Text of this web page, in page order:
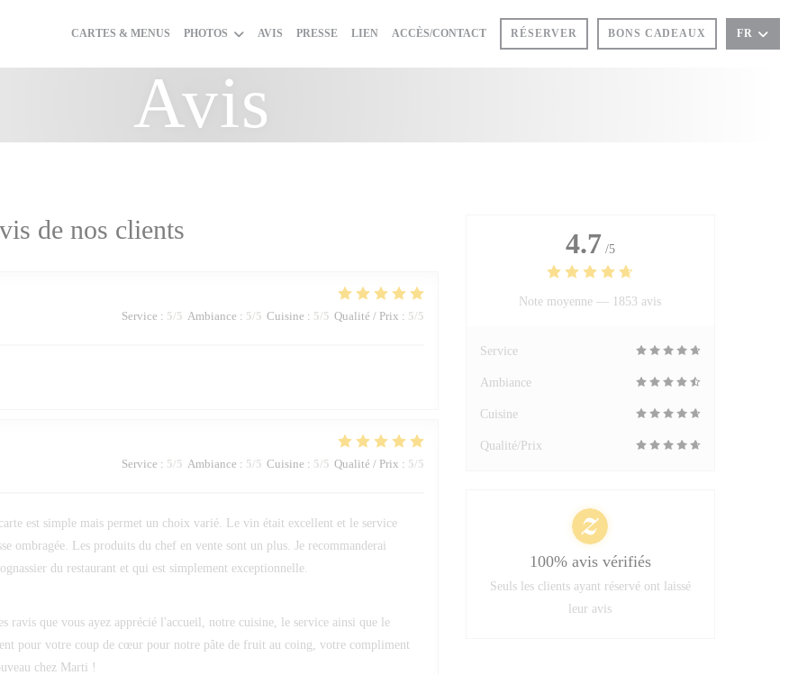
CARTES & MENUS PHOTOS AVIS PRESSE LIEN ACCÈS/CONTACT RÉSERVER BONS CADEAUX FR
Avis
de nos clients
Service : 5/5 Ambiance : 5/5 Cuisine : 5/5 Qualité / Prix : 5/5
Service : 5/5 Ambiance : 5/5 Cuisine : 5/5 Qualité / Prix : 5/5
est simple mais permet un choix varié. Le vin était excellent et le service
ombragée. Les produits du chef en vente sont un plus. Je recommanderai
du restaurant et qui est simplement exceptionnelle.
que vous ayez apprécié l'accueil, notre cuisine, le service ainsi que le
pour votre coup de cœur pour notre pâte de fruit au coing, votre compliment
chez Marti !
4.7 /5
Note moyenne — 1853 avis
Service
Ambiance
Cuisine
Qualité/Prix
100% avis vérifiés
Seuls les clients ayant réservé ont laissé
leur avis